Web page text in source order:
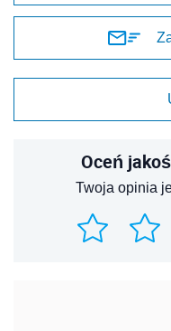
Oceń
Twoja opinia